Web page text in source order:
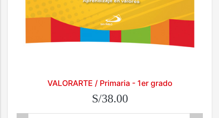
VALORARTE / Primaria - 1er grado
S/38.00